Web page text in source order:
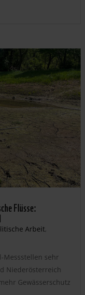
Flüsse:
Arbeit,
Messstellen sehr
Niederösterreich
Gewässerschutz